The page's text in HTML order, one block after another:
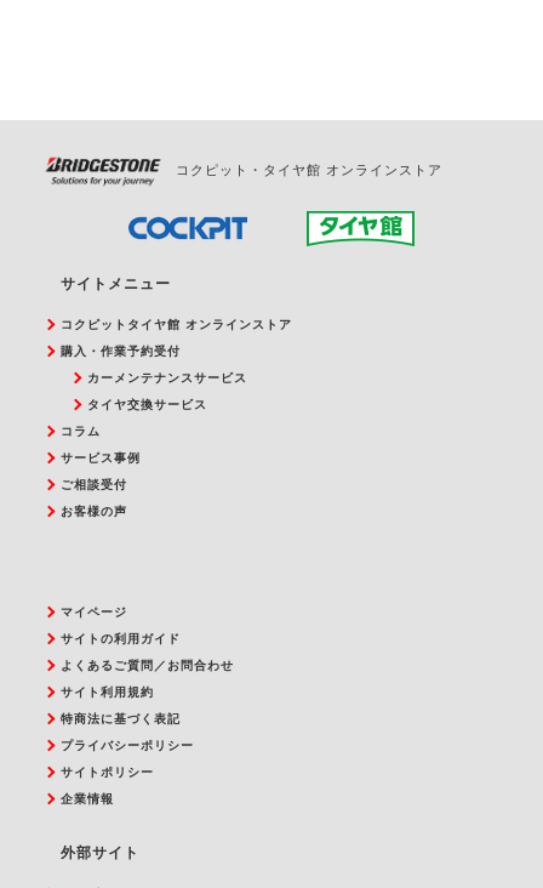
コクピット・タイヤ館 オンラインストア
サイトメニュー
コクピットタイヤ館 オンラインストア
購入・作業予約受付
カーメンテナンスサービス
タイヤ交換サービス
コラム
サービス事例
ご相談受付
お客様の声
マイページ
サイトの利用ガイド
よくあるご質問／お問合わせ
サイト利用規約
特商法に基づく表記
プライバシーポリシー
サイトポリシー
企業情報
外部サイト